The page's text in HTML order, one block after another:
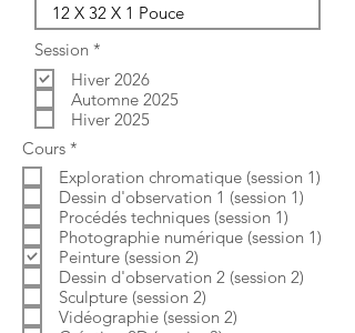
Session *
l
i
g
a
i
r
e
Hiver 2026
Automne 2025
Hiver 2025
Cours *
l
i
g
a
t
o
i
r
e
Exploration chromatique (session 1)
Dessin d'observation 1 (session 1)
Procédés techniques (session 1)
Photographie numérique (session 1)
Peinture (session 2)
Dessin d'observation 2 (session 2)
Sculpture (session 2)
Vidéographie (session 2)